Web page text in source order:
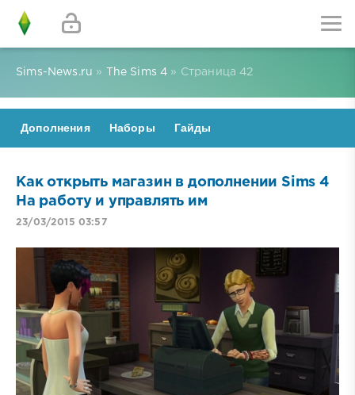
Sims-News.ru » The Sims 4 » Страница 42
Дополнения Наборы Гайды
Как открыть магазин в дополнении Sims 4
На работу и управлять им
23/03/2015 03:57